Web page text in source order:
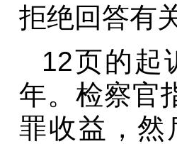
拒绝回答有
12页的起
年。检察官
罪收益，然